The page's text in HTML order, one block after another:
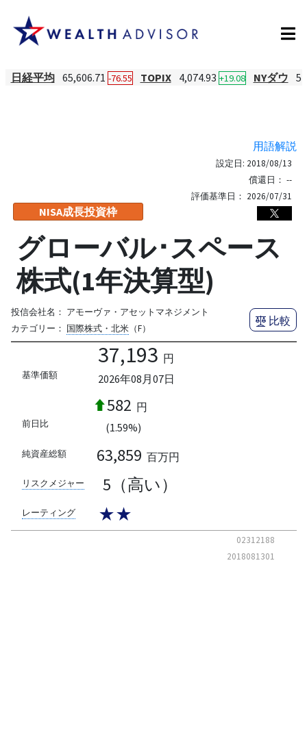
日経平均 65,606.71 -76.55 TOPIX 4,074.93 +19.08 NYダウ
用語解説
NISA成長投資枠
設定日: 2018/08/13
償還日： --
評価基準日： 2026/07/31
グローバル･スペース
株式(1年決算型)
投信会社名： アモーヴァ・アセットマネジメント
カテゴリー： 国際株式・北米（F）
比較
基準価額
37,193 円
2026年08月07日
前日比
582 円
(1.59%)
純資産総額 63,859 百万円
リスクメジャー 5（高い）
レーティング ★★
02312188
2018081301